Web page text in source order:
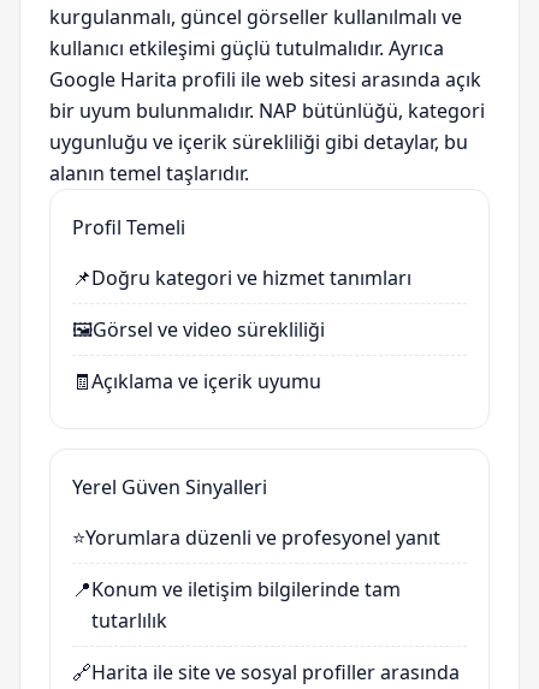
kurgulanmalı, güncel görseller kullanılmalı ve
kullanıcı etkileşimi güçlü tutulmalıdır. Ayrıca
Google Harita profili ile web sitesi arasında açık
bir uyum bulunmalıdır. NAP bütünlüğü, kategori
uygunluğu ve içerik sürekliliği gibi detaylar, bu
alanın temel taşlarıdır.
Profil Temeli
📌Doğru kategori ve hizmet tanımları
🖼️Görsel ve video sürekliliği
🧾Açıklama ve içerik uyumu
Yerel Güven Sinyalleri
⭐Yorumlara düzenli ve profesyonel yanıt
📍Konum ve iletişim bilgilerinde tam
tutarlılık
🔗Harita ile site ve sosyal profiller arasında